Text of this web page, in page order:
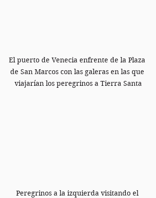
El puerto de Venecia enfrente de la Plaza
de San Marcos con las galeras en las que
viajarían los peregrinos a Tierra Santa
Peregrinos a la izquierda visitando el